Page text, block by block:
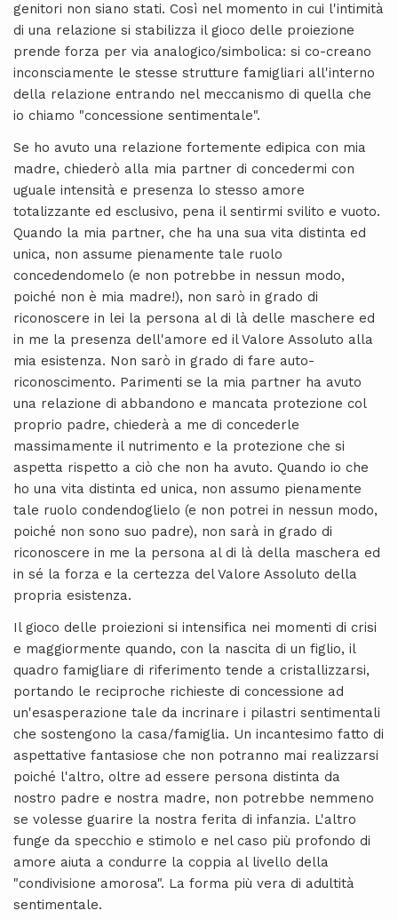
genitori non siano stati. Così nel momento in cui l'intimità
di una relazione si stabilizza il gioco delle proiezione
prende forza per via analogico/simbolica: si co-creano
inconsciamente le stesse strutture famigliari all'interno
della relazione entrando nel meccanismo di quella che
io chiamo "concessione sentimentale".
Se ho avuto una relazione fortemente edipica con mia
madre, chiederò alla mia partner di concedermi con
uguale intensità e presenza lo stesso amore
totalizzante ed esclusivo, pena il sentirmi svilito e vuoto.
Quando la mia partner, che ha una sua vita distinta ed
unica, non assume pienamente tale ruolo
concedendomelo (e non potrebbe in nessun modo,
poiché non è mia madre!), non sarò in grado di
riconoscere in lei la persona al di là delle maschere ed
in me la presenza dell'amore ed il Valore Assoluto alla
mia esistenza. Non sarò in grado di fare auto-
riconoscimento. Parimenti se la mia partner ha avuto
una relazione di abbandono e mancata protezione col
proprio padre, chiederà a me di concederle
massimamente il nutrimento e la protezione che si
aspetta rispetto a ciò che non ha avuto. Quando io che
ho una vita distinta ed unica, non assumo pienamente
tale ruolo condendoglielo (e non potrei in nessun modo,
poiché non sono suo padre), non sarà in grado di
riconoscere in me la persona al di là della maschera ed
in sé la forza e la certezza del Valore Assoluto della
propria esistenza.
Il gioco delle proiezioni si intensifica nei momenti di crisi
e maggiormente quando, con la nascita di un figlio, il
quadro famigliare di riferimento tende a cristallizzarsi,
portando le reciproche richieste di concessione ad
un'esasperazione tale da incrinare i pilastri sentimentali
che sostengono la casa/famiglia. Un incantesimo fatto di
aspettative fantasiose che non potranno mai realizzarsi
poiché l'altro, oltre ad essere persona distinta da
nostro padre e nostra madre, non potrebbe nemmeno
se volesse guarire la nostra ferita di infanzia. L'altro
funge da specchio e stimolo e nel caso più profondo di
amore aiuta a condurre la coppia al livello della
"condivisione amorosa". La forma più vera di adultità
sentimentale.